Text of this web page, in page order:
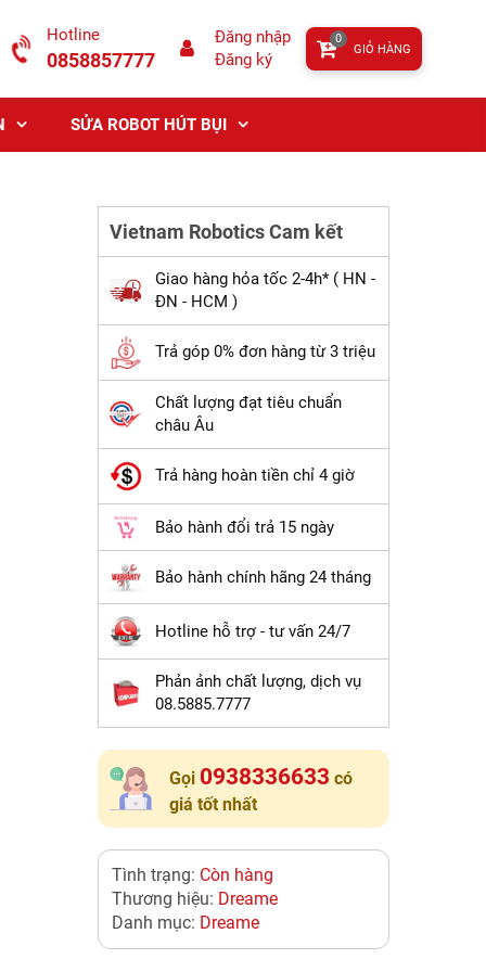
Hotline
0858857777
Đăng nhập
Đăng ký
GIỎ HÀNG
0
SỬA ROBOT HÚT BỤI
Vietnam Robotics Cam kết
Giao hàng hỏa tốc 2-4h* ( HN -
ĐN - HCM )
Trả góp 0% đơn hàng từ 3 triệu
Chất lượng đạt tiêu chuẩn
châu Âu
Trả hàng hoàn tiền chỉ 4 giờ
Bảo hành đổi trả 15 ngày
Bảo hành chính hãng 24 tháng
Hotline hỗ trợ - tư vấn 24/7
Phản ảnh chất lượng, dịch vụ
08.5885.7777
Gọi 0938336633 có
giá tốt nhất
Tình trạng: Còn hàng
Thương hiệu: Dreame
Danh mục: Dreame